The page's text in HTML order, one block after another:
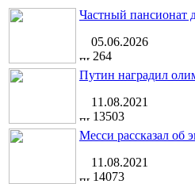
Частный пансионат
05.06.2026
264
Путин наградил
11.08.2021
13503
Месси рассказал
11.08.2021
14073